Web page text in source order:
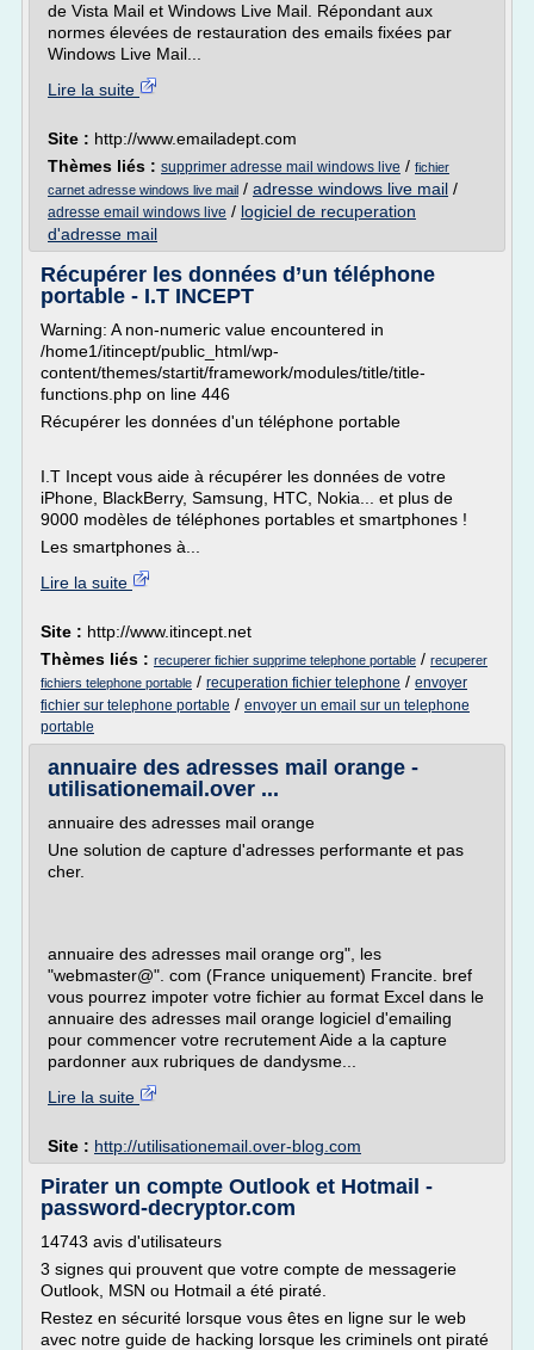
de Vista Mail et Windows Live Mail. Répondant aux
normes élevées de restauration des emails fixées par
Windows Live Mail...
Lire la suite
Site : http://www.emailadept.com
Thèmes liés : supprimer adresse mail windows live / fichier
carnet adresse windows live mail / adresse windows live mail /
adresse email windows live / logiciel de recuperation
d'adresse mail
Récupérer les données d’un téléphone
portable - I.T INCEPT
Warning: A non-numeric value encountered in
/home1/itincept/public_html/wp-
content/themes/startit/framework/modules/title/title-
functions.php on line 446
Récupérer les données d'un téléphone portable
I.T Incept vous aide à récupérer les données de votre
iPhone, BlackBerry, Samsung, HTC, Nokia... et plus de
9000 modèles de téléphones portables et smartphones !
Les smartphones à...
Lire la suite
Site : http://www.itincept.net
Thèmes liés : recuperer fichier supprime telephone portable / recuperer
fichiers telephone portable / recuperation fichier telephone / envoyer
fichier sur telephone portable / envoyer un email sur un telephone
portable
annuaire des adresses mail orange -
utilisationemail.over ...
annuaire des adresses mail orange
Une solution de capture d'adresses performante et pas
cher.
annuaire des adresses mail orange org", les
"webmaster@". com (France uniquement) Francite. bref
vous pourrez impoter votre fichier au format Excel dans le
annuaire des adresses mail orange logiciel d'emailing
pour commencer votre recrutement Aide a la capture
pardonner aux rubriques de dandysme...
Lire la suite
Site : http://utilisationemail.over-blog.com
Pirater un compte Outlook et Hotmail -
password-decryptor.com
14743 avis d'utilisateurs
3 signes qui prouvent que votre compte de messagerie
Outlook, MSN ou Hotmail a été piraté.
Restez en sécurité lorsque vous êtes en ligne sur le web
avec notre guide de hacking lorsque les criminels ont piraté